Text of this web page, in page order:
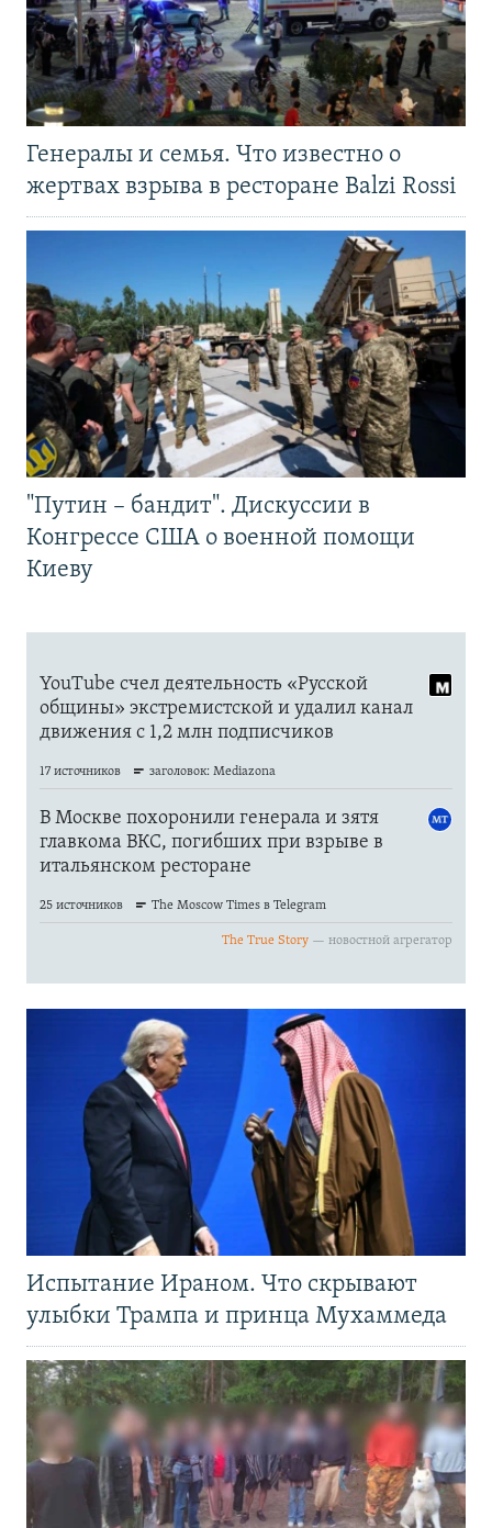
Генералы и семья. Что известно о
жертвах взрыва в ресторане Balzi Rossi
"Путин – бандит". Дискуссии в
Конгрессе США о военной помощи
Киеву
Испытание Ираном. Что скрывают
улыбки Трампа и принца Мухаммеда